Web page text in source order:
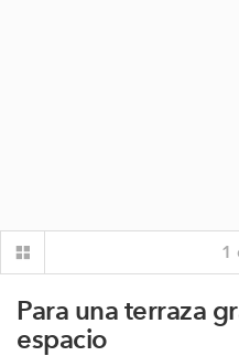
1
Para una terraza
espacio